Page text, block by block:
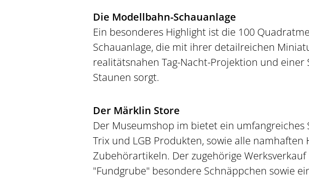
Die Modellbahn-Schauanlage
Ein besonderes Highlight ist die 100
Schauanlage, die mit ihrer detailreichen
realitätsnahen Tag-Nacht-Projektion und
Staunen sorgt.
Der Märklin Store
Der Museumshop im bietet ein
Trix und LGB Produkten, sowie alle namhaften
Zubehörartikeln. Der zugehörige
"Fundgrube" besondere Schnäppchen sowie